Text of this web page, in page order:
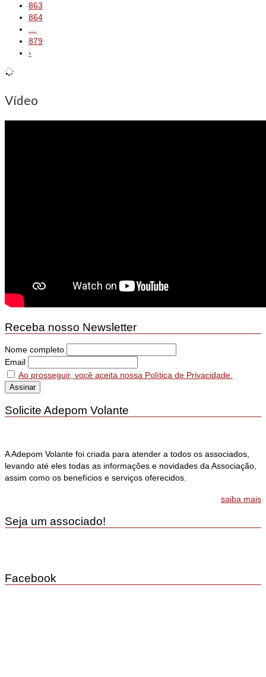
863
864
…
879
›
Vídeo
Receba nosso Newsletter
Nome completo
Email
Ao prosseguir, você aceita nossa Política de Privacidade.
Solicite Adepom Volante
A Adepom Volante foi criada para atender a todos os associados,
levando até eles todas as informações e novidades da Associação,
assim como os benefícios e serviços oferecidos.
saiba mais
Seja um associado!
Facebook